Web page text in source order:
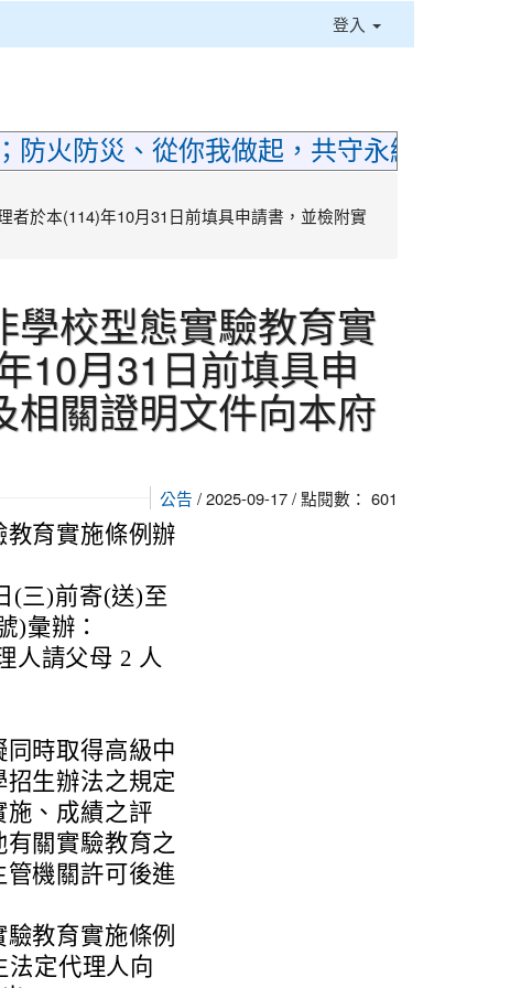
登入
火防災、從你我做起，共守永續家園
於本(114)年10月31日前填具申請書，並檢附實
學校型態實驗教育實
10月31日前填具申
相關證明文件向本府
公告 / 2025-09-17 / 點閱數： 601
育實施條例辦
(三)前寄(送)至
)彙辦：
人請父母 2 人
時取得高級中
生辦法之規定
施、成績之評
關實驗教育之
機關許可後進
教育實施條例
法定代理人向